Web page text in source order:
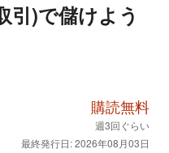
引)で儲けよう
購読無料
週3回ぐらい
最終発行日: 2026年08月03日